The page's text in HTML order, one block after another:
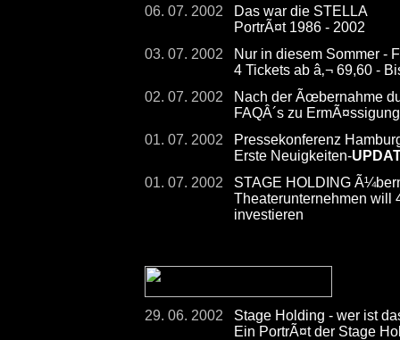
06. 07. 2002
Das war die STELLA
PortrÃ¤t 1986 - 2002
03. 07. 2002
Nur in diesem Sommer -
4 Tickets ab â‚¬ 69,60 -
02. 07. 2002
Nach der Ãœbernahme
FAQÂ´s zu
01. 07. 2002
Pressekonferenz
Erste Neuigkeiten-
01. 07. 2002
STAGE HOLDING
Theaterunternehmen will
investieren
29. 06. 2002
Stage Holding - wer ist
Ein PortrÃ¤t der Stage